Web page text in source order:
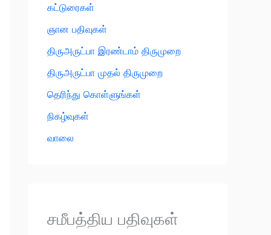
கட்டுரைகள்
ஞான பதிவுகள்
திருஅருட்பா இரண்டாம் திருமுறை
திருஅருட்பா முதல் திருமுறை
தெரிந்து கொள்ளுங்கள்
நிகழ்வுகள்
வாலை
சமீபத்திய பதிவுகள்